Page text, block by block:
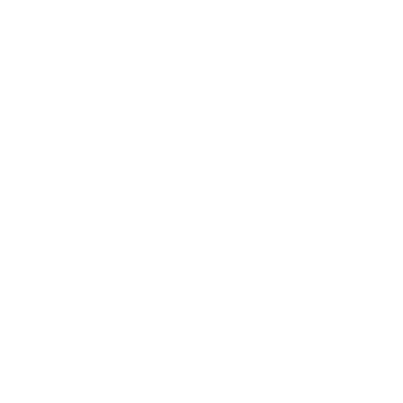
o havia levado para fora do país exatamente
que havia chegado sem pedir permissão. Ainda